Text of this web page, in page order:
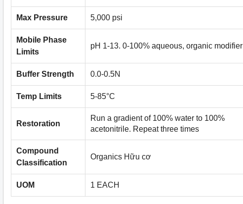
Max Pressure 5,000 psi
Mobile Phase
Limits
pH 1-13. 0-100% aqueous, organic modifier
Buffer Strength 0.0-0.5N
Temp Limits 5-85°C
Restoration
Run a gradient of 100% water to 100%
acetonitrile. Repeat three times
Compound
Classification
Organics Hữu cơ
UOM 1 EACH